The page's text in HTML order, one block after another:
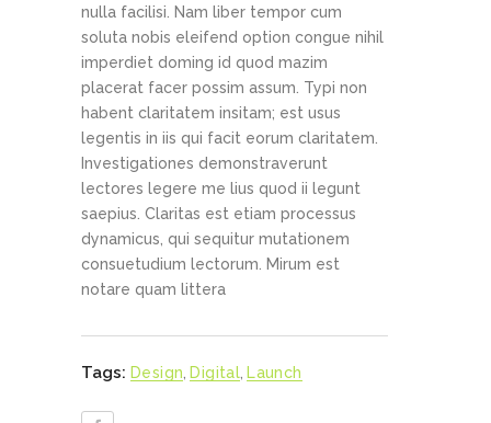
nulla facilisi. Nam liber tempor cum
soluta nobis eleifend option congue nihil
imperdiet doming id quod mazim
placerat facer possim assum. Typi non
habent claritatem insitam; est usus
legentis in iis qui facit eorum claritatem.
Investigationes demonstraverunt
lectores legere me lius quod ii legunt
saepius. Claritas est etiam processus
dynamicus, qui sequitur mutationem
consuetudium lectorum. Mirum est
notare quam littera
Tags: Design Digital Launch